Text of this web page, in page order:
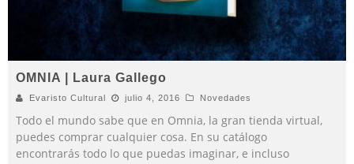
OMNIA | Laura Gallego
Evaristo Cultural julio 4, 2016 Novedades
Todo el mundo sabe que en Omnia, la gran tienda virtual,
puedes comprar cualquier cosa. En su catálogo
encontrarás todo lo que puedas imaginar, e incluso